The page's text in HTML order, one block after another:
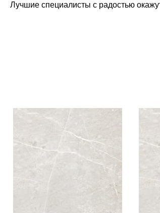
Лучшие специалисты с радостью